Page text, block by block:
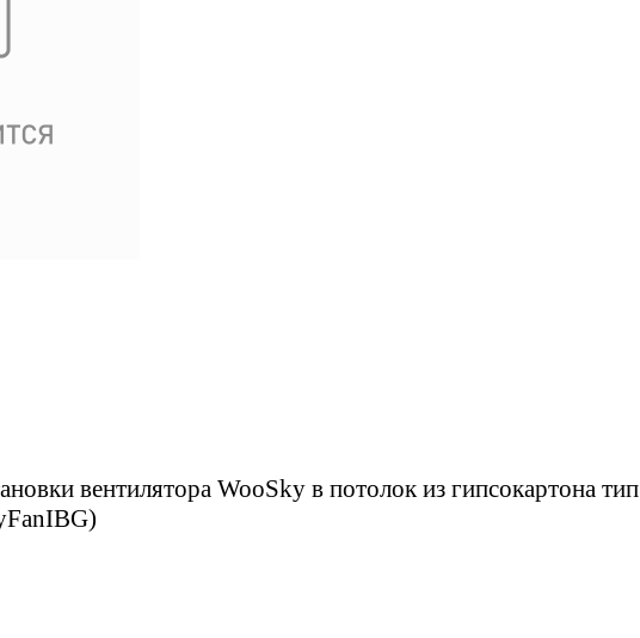
вентилятора WooSky в потолок из гипсокартона тип